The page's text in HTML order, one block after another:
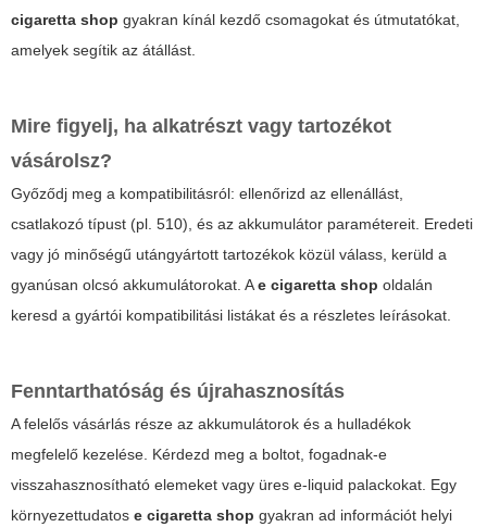
cigaretta shop gyakran kínál kezdő csomagokat és útmutatókat,
amelyek segítik az átállást.
Mire figyelj, ha alkatrészt vagy tartozékot
vásárolsz?
Győződj meg a kompatibilitásról: ellenőrizd az ellenállást,
csatlakozó típust (pl. 510), és az akkumulátor paramétereit. Eredeti
vagy jó minőségű utángyártott tartozékok közül válass, kerüld a
gyanúsan olcsó akkumulátorokat. Ae cigaretta shop oldalán
keresd a gyártói kompatibilitási listákat és a részletes leírásokat.
Fenntarthatóság és újrahasznosítás
A felelős vásárlás része az akkumulátorok és a hulladékok
megfelelő kezelése. Kérdezd meg a boltot, fogadnak-e
visszahasznosítható elemeket vagy üres e-liquid palackokat. Egy
környezettudatos e cigaretta shop gyakran ad információt helyi